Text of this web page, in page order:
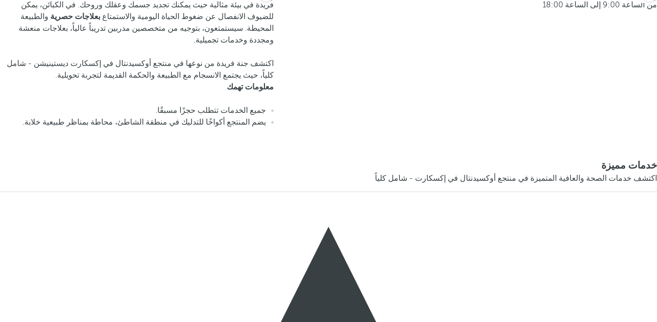
فريدة في بيئة مثالية حيث يمكنك تجديد جسمك وعقلك وروحك. في الكبائن، يمكن
للضيوف الانفصال عن ضغوط الحياة اليومية والاستمتاع بعلاجات حصرية والطبيعة
المحيطة. سيستمتعون، بتوجيه من متخصصين مدربين تدريباً عالياً، بعلاجات منعشة
ومجددة وخدمات تجميلية.
اكتشف جنة فريدة من نوعها في منتجع أوكسيدنتال في إكسكارت ديستينيشن - شامل
كلياً، حيث يجتمع الانسجام مع الطبيعة والحكمة القديمة لتجربة تحويلية.
معلومات تهمك
جميع الخدمات تتطلب حجزًا مسبقًا.
يضم المنتجع أكواخًا للتدليك في منطقة الشاطئ، محاطة بمناظر طبيعية خلابة.
من الساعة 9:00 إلى الساعة 18:00
خدمات مميزة
اكتشف خدمات الصحة والعافية المتميزة في منتجع أوكسيدنتال في إكسكارت - شامل كلياً